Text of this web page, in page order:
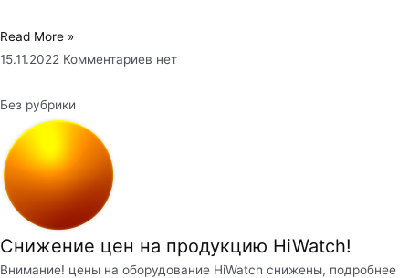
Read More »
15.11.2022 Комментариев нет
Без рубрики
Снижение цен на продукцию HiWatch!
Внимание! цены на оборудование HiWatch снижены, подробнее